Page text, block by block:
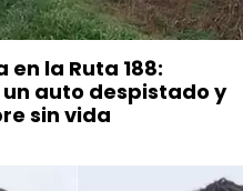
en la Ruta 188:
auto despistado y
sin vida